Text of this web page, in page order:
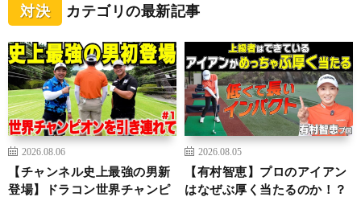
対決 カテゴリの最新記事
2026.08.06
【チャンネル史上最強の男新
登場】ドラコン世界チャンピ
2026.08.05
【有村智恵】プロのアイアン
はなぜぶ厚く当たるのか！？